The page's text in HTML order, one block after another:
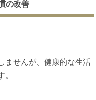
の改善
ませんが、健康的な生活
。